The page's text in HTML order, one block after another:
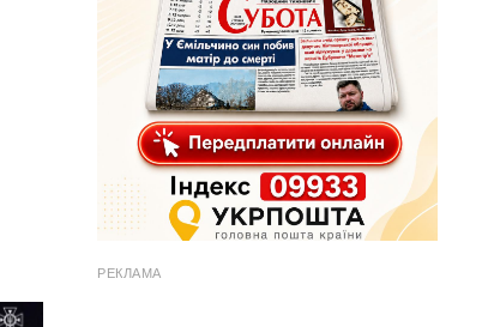
РЕКЛАМА